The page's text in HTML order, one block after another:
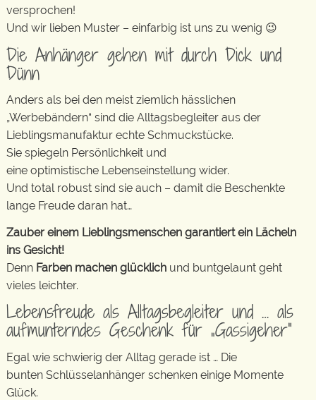
versprochen!
Und wir lieben Muster – einfarbig ist uns zu wenig 😉
Die Anhänger gehen mit durch Dick und
Dünn
Anders als bei den meist ziemlich hässlichen
„Werbebändern“ sind die Alltagsbegleiter aus der
Lieblingsmanufaktur echte Schmuckstücke.
Sie spiegeln Persönlichkeit und
eine optimistische Lebenseinstellung wider.
Und total robust sind sie auch – damit die Beschenkte
lange Freude daran hat…
Zauber einem Lieblingsmenschen garantiert ein Lächeln
ins Gesicht!
Denn Farben machen glücklich und buntgelaunt geht
vieles leichter.
Lebensfreude als Alltagsbegleiter und … als
aufmunterndes Geschenk für „Gassigeher“
Egal wie schwierig der Alltag gerade ist … Die
bunten Schlüsselanhänger schenken einige Momente
Glück.